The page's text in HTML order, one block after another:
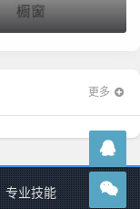
更多
专业技能